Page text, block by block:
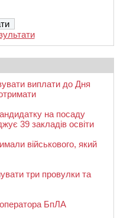
виплати до Дня
на посаду
39 закладів освіти
військового, який
три провулки та
БпЛА